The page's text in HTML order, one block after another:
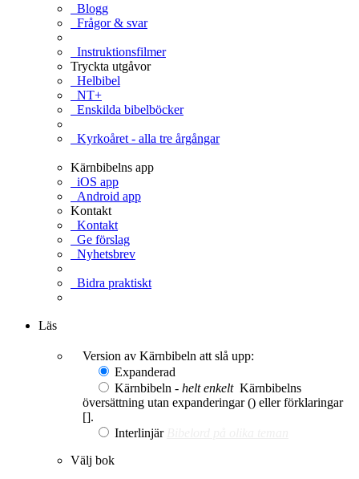
Blogg
Frågor & svar
Instruktionsfilmer
Tryckta utgåvor
Helbibel
NT+
Enskilda bibelböcker
Kyrkoåret - alla tre årgångar
Kärnbibelns app
iOS app
Android app
Kontakt
Kontakt
Ge förslag
Nyhetsbrev
Bidra praktiskt
Läs
Version av Kärnbibeln att slå upp:
Expanderad
Kärnbibeln - helt enkelt Kärnbibelns
översättning utan expanderingar () eller förklaringar
[].
Interlinjär
Välj bok